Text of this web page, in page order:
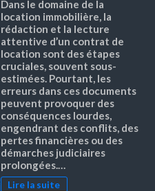
Dans le domaine de la
location immobilière, la
rédaction et la lecture
attentive d’un contrat de
location sont des étapes
cruciales, souvent sous-
estimées. Pourtant, les
erreurs dans ces documents
peuvent provoquer des
conséquences lourdes,
engendrant des conflits, des
pertes financières ou des
démarches judiciaires
prolongées.…
Lire la suite